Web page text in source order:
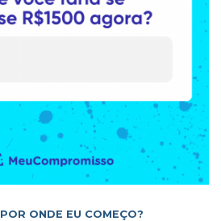
POR ONDE EU COMEÇO?